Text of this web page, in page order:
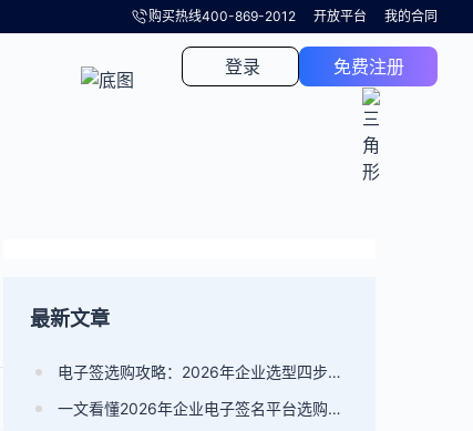
购买热线400-869-2012 开放平台 我的合同
登录 免费注册
最新文章
电子签选购攻略：2026年企业选型四步决策法
一文看懂2026年企业电子签名平台选购要点